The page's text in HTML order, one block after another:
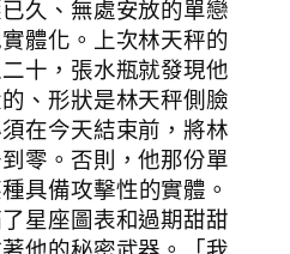
久、無處安放的單戀
體化。上次林天秤的
十，張水瓶就發現他
、形狀是林天秤側臉
在今天結束前，將林
零。否則，他那份單
具備攻擊性的實體。
星座圖表和過期甜甜